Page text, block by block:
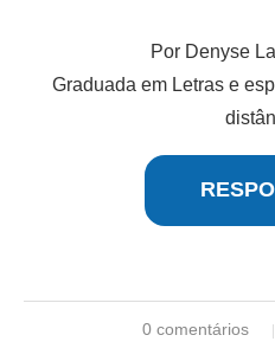
Por Denyse
Graduada em Letras e
0 comentários